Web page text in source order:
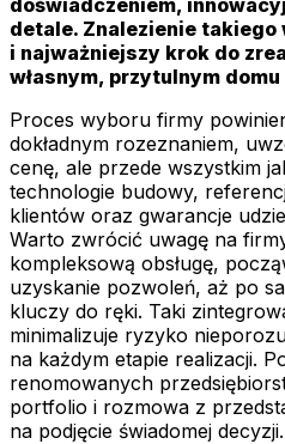
detale. Znalezienie
i najważniejszy krok do
własnym, przytulnym
Proces wyboru firmy
dokładnym rozeznaniem,
cenę, ale przede wszystkim
technologie budowy,
klientów oraz gwarancje
Warto zwrócić uwagę na
kompleksową obsługę,
uzyskanie pozwoleń, aż po
kluczy do ręki. Taki
minimalizuje ryzyko
na każdym etapie realizacji.
renomowanych
portfolio i rozmowa z
na podjęcie świadomej decyzji.